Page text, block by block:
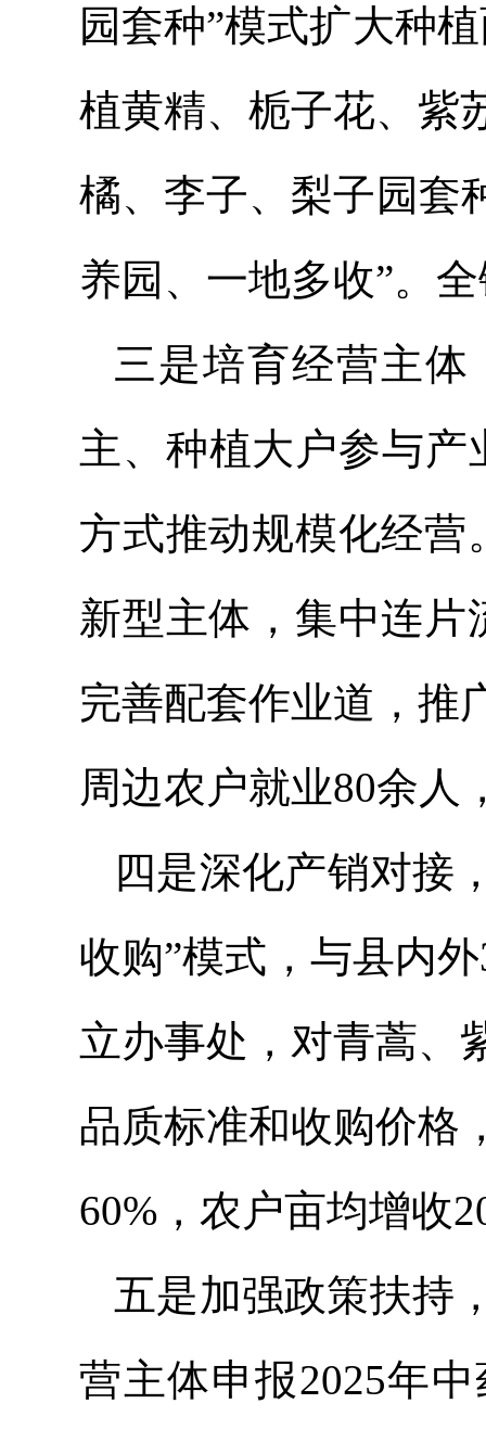
园套种”模式扩大种
植黄精、栀子花、紫
橘、李子、梨子园套
养园、一地多收”。
三是培育经营主体
主、种植大户参与产
方式推动规模化经营
新型主体，集中连片
完善配套作业道，推
周边农户就业80余人
四是深化产销对接
收购”模式，与县内
立办事处，对青蒿、
品质标准和收购价格
60%，农户亩均增收
五是加强政策扶持
营主体申报2025年